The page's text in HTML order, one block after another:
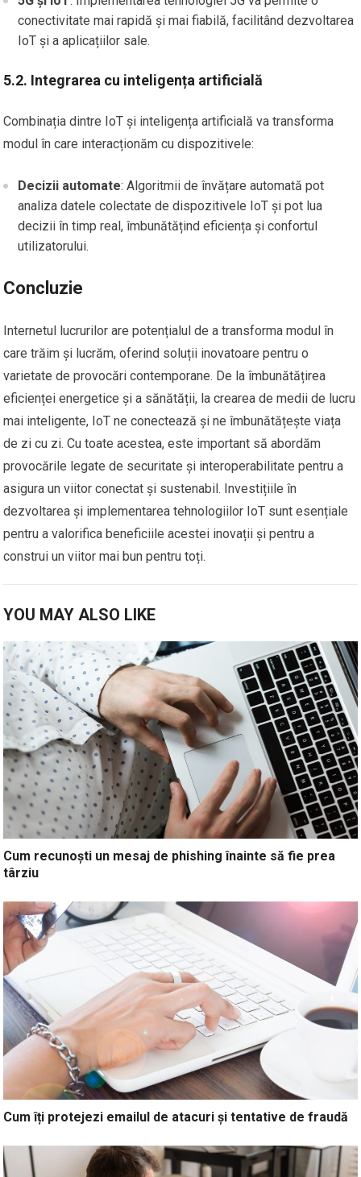
conectivitate mai rapidă și mai fiabilă, facilitând dezvoltarea
IoT și a aplicațiilor sale.
5.2. Integrarea cu inteligența artificială
Combinația dintre IoT și inteligența artificială va transforma
modul în care interacționăm cu dispozitivele:
Decizii automate: Algoritmii de învățare automată pot
analiza datele colectate de dispozitivele IoT și pot lua
decizii în timp real, îmbunătățind eficiența și confortul
utilizatorului.
Concluzie
Internetul lucrurilor are potențialul de a transforma modul în
care trăim și lucrăm, oferind soluții inovatoare pentru o
varietate de provocări contemporane. De la îmbunătățirea
eficienței energetice și a sănătății, la crearea de medii de lucru
mai inteligente, IoT ne conectează și ne îmbunătățește viața
de zi cu zi. Cu toate acestea, este important să abordăm
provocările legate de securitate și interoperabilitate pentru a
asigura un viitor conectat și sustenabil. Investițiile în
dezvoltarea și implementarea tehnologiilor IoT sunt esențiale
pentru a valorifica beneficiile acestei inovații și pentru a
construi un viitor mai bun pentru toți.
YOU MAY ALSO LIKE
Cum recunoști un mesaj de phishing înainte să fie prea
târziu
Cum îți protejezi emailul de atacuri și tentative de fraudă